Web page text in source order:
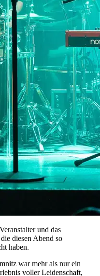
und das
diesen Abend so
haben.
war mehr als nur ein
voller Leidenschaft,